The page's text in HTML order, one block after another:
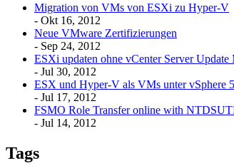
Migration von VMs von ESXi zu Hyper-V
- Okt 16, 2012
Neue VMware Zertifizierungen
- Sep 24, 2012
ESXi updaten ohne vCenter Server Update
- Jul 30, 2012
ESX und Hyper-V als VMs unter vSphere 5
- Jul 17, 2012
FSMO Role Transfer online with
- Jul 14, 2012
Tags